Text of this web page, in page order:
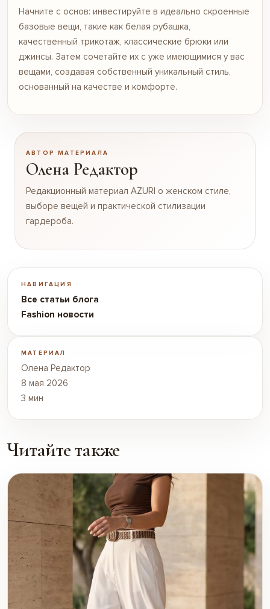
Начните с основ: инвестируйте в идеально скроенные
базовые вещи, такие как белая рубашка,
качественный трикотаж, классические брюки или
джинсы. Затем сочетайте их с уже имеющимися у вас
вещами, создавая собственный уникальный стиль,
основанный на качестве и комфорте.
АВТОР МАТЕРИАЛА
Олена Редактор
Редакционный материал AZURI о женском стиле,
выборе вещей и практической стилизации
гардероба.
НАВИГАЦИЯ
Все статьи блога
Fashion новости
МАТЕРИАЛ
Олена Редактор
8 мая 2026
3 мин
Читайте также